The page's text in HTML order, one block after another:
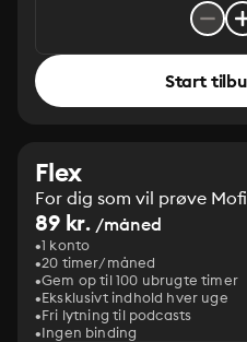
Start
Flex
For dig som vil prøve
89 kr. /måned
1 konto
20 timer/måned
Gem op til 100 ubrugte timer
Eksklusivt indhold hver uge
Fri lytning til podcasts
Ingen binding